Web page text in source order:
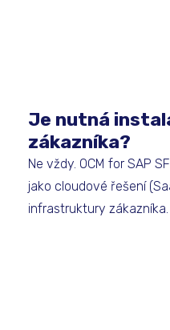
Je nutná
zákazníka?
Ne vždy. OCM for SAP
jako cloudové řešení
infrastruktury zákazníka.